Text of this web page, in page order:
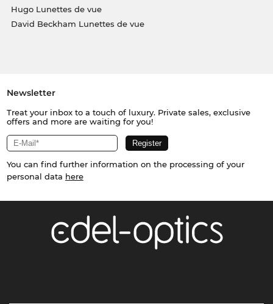
Hugo Lunettes de vue
David Beckham Lunettes de vue
Newsletter
Treat your inbox to a touch of luxury. Private sales, exclusive
offers and more are waiting for you!
You can find further information on the processing of your
personal data here